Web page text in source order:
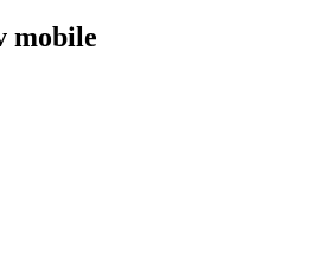
mobile